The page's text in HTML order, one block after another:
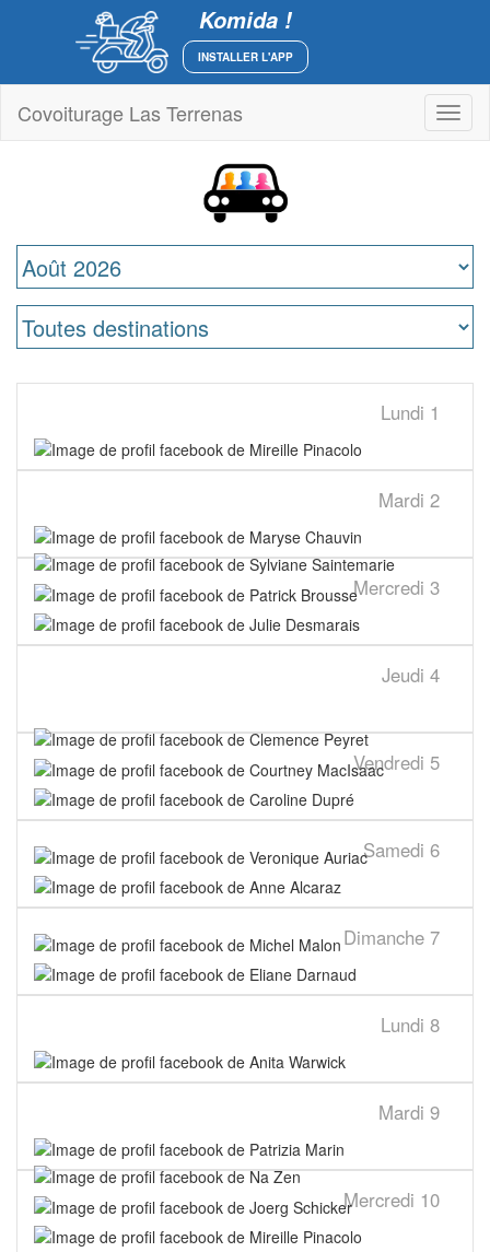
Komida !
INSTALLER L'APP
Covoiturage Las Terrenas
Lundi 1
Mardi 2
Mercredi 3
Jeudi 4
Vendredi 5
Samedi 6
Dimanche 7
Lundi 8
Mardi 9
Mercredi 10